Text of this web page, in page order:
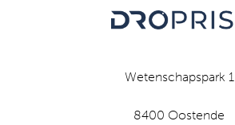
Wetenschapspark 1
8400 Oostende